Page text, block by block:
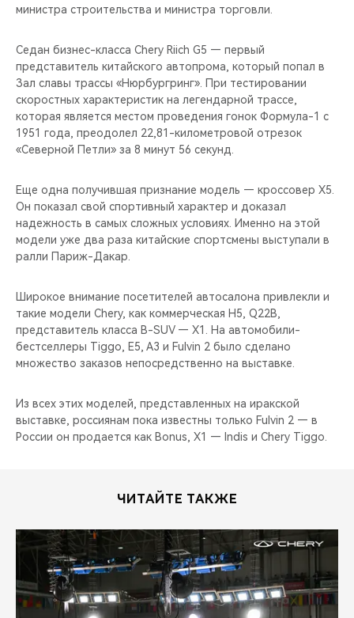
CHERY И СПОРТ
НАШИ МЕРОПРИЯТИЯ
ВИДЕООБЗОРЫ
CHERY ДЛЯ ДЕТЕЙ
министра строительства и министра торговли.
Седан бизнес-класса Chery Riich G5 — первый
представитель китайского автопрома, который попал в
Зал славы трассы «Нюрбургринг». При тестировании
скоростных характеристик на легендарной трассе,
которая является местом проведения гонок Формула-1 с
1951 года, преодолел 22,81-километровой отрезок
«Северной Петли» за 8 минут 56 секунд.
Еще одна получившая признание модель — кроссовер X5.
Он показал свой спортивный характер и доказал
надежность в самых сложных условиях. Именно на этой
модели уже два раза китайские спортсмены выступали в
ралли Париж-Дакар.
Широкое внимание посетителей автосалона привлекли и
такие модели Chery, как коммерческая H5, Q22B,
представитель класса B-SUV — X1. На автомобили-
бестселлеры Tiggo, E5, A3 и Fulvin 2 было сделано
множество заказов непосредственно на выставке.
Из всех этих моделей, представленных на иракской
выставке, россиянам пока известны только Fulvin 2 — в
России он продается как Bonus, X1 — Indis и Chery Tiggo.
ЧИТАЙТЕ ТАКЖЕ